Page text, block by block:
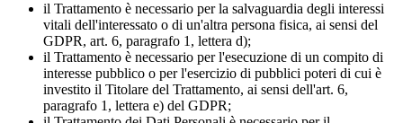
il Trattamento è necessario per la salvaguardia degli interessi
vitali dell'interessato o di un'altra persona fisica, ai sensi del
GDPR, art. 6, paragrafo 1, lettera d);
il Trattamento è necessario per l'esecuzione di un compito di
interesse pubblico o per l'esercizio di pubblici poteri di cui è
investito il Titolare del Trattamento, ai sensi dell'art. 6,
paragrafo 1, lettera e) del GDPR;